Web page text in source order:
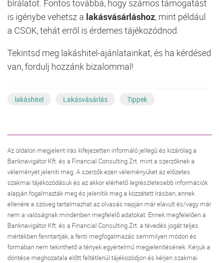
bírálatot. Fontos továbbá, hogy számos támogatást
is igénybe vehetsz a lakásvásárláshoz, mint például
a CSOK, tehát erről is érdemes tájékozódnod.
Tekintsd meg lakáshitel-ajánlatainkat, és ha kérdésed
van, fordulj hozzánk bizalommal!
lakáshitel Lakásvásárlás Tippek
Az oldalon megjelent írás kifejezetten informáló jellegű és kizárólag a
Banknavigátor Kft. és a Financial Consulting Zrt. mint a szerzőknek a
véleményét jeleníti meg. A szerzők ezen véleményüket az előzetes
szakmai tájékozódásuk és az akkor elérhető legrészletesebb információk
alapján fogalmazták meg és jelenítik meg a közzétett írásban, ennek
ellenére a szöveg tartalmazhat az olvasás napján már elavult és/vagy már
nem a valóságnak mindenben megfelelő adatokat. Ennek megfelelően a
Banknavigátor Kft. és a Financial Consulting Zrt. a tévedés jogát teljes
mértékben fenntartják, a fenti megfogalmazás semmilyen módon és
formában nem tekinthető a tények egyértelmű megjelenítésének. Kérjük a
döntése meghozatala előtt feltétlenül tájékozódjon és kérjen szakmai